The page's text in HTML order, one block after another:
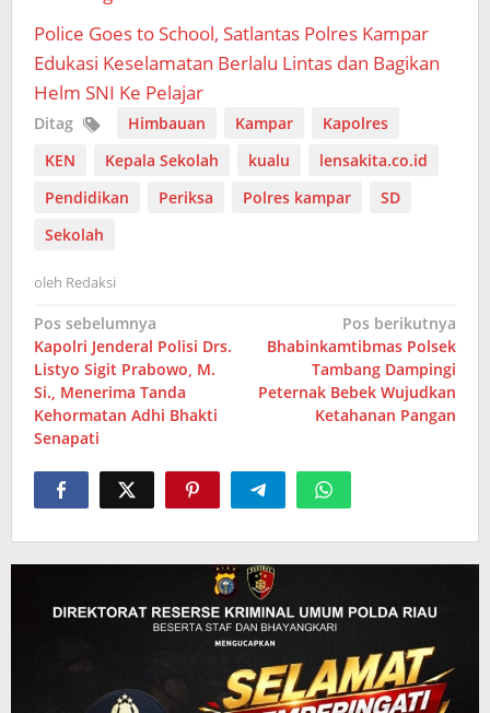
Police Goes to School, Satlantas Polres Kampar
Edukasi Keselamatan Berlalu Lintas dan Bagikan
Helm SNI Ke Pelajar
Ditag Himbauan Kampar
Kapolres
KEN
Kepala Sekolah kualu
lensakita.co.id
Pendidikan
Periksa Polres kampar
SD
Sekolah
oleh Redaksi
Navigasi
pos
Pos sebelumnya
Kapolri Jenderal Polisi Drs.
Listyo Sigit Prabowo, M.
Si., Menerima Tanda
Kehormatan Adhi Bhakti
Senapati
Pos berikutnya
Bhabinkamtibmas Polsek
Tambang Dampingi
Peternak Bebek Wujudkan
Ketahanan Pangan